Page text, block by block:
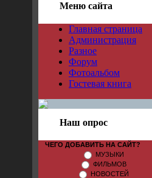
Меню сайта
Главная страница
Администрация
Разное
Форум
Фотоальбом
Гостевая книга
Наш опрос
ЧЕГО ДОБАВИТЬ НА САЙТ?
МУЗЫКИ
ФИЛЬМОВ
НОВОСТЕЙ